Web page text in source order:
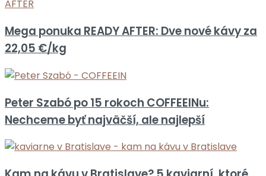
Mega ponuka READY AFTER: Dve nové kávy za
22,05 €/kg
Peter Szabó po 15 rokoch COFFEEINu:
Nechceme byť najväčší, ale najlepší